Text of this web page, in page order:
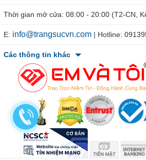
Thời gian mở cửa: 08:00 - 20:00 (T2-CN,
E: info@trangsucvn.com | Hotline:
Các thông tin khác